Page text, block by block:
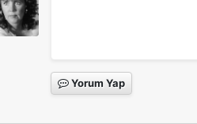
Yorum Yap